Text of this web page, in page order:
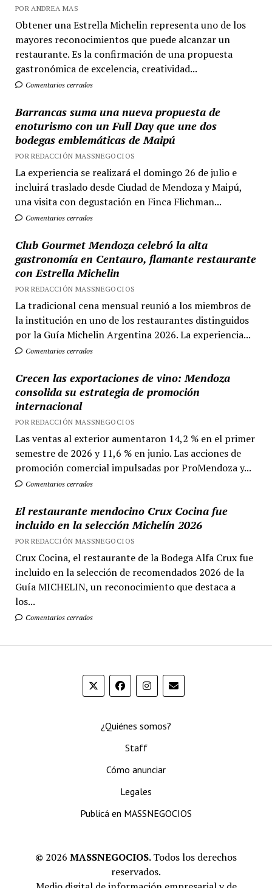
POR ANDREA MAS
Obtener una Estrella Michelin representa uno de los
mayores reconocimientos que puede alcanzar un
restaurante. Es la confirmación de una propuesta
gastronómica de excelencia, creatividad...
Comentarios cerrados
Barrancas suma una nueva propuesta de
enoturismo con un Full Day que une dos
bodegas emblemáticas de Maipú
POR REDACCIÓN MASSNEGOCIOS
La experiencia se realizará el domingo 26 de julio e
incluirá traslado desde Ciudad de Mendoza y Maipú,
una visita con degustación en Finca Flichman...
Comentarios cerrados
Club Gourmet Mendoza celebró la alta
gastronomía en Centauro, flamante restaurante
con Estrella Michelin
POR REDACCIÓN MASSNEGOCIOS
La tradicional cena mensual reunió a los miembros de
la institución en uno de los restaurantes distinguidos
por la Guía Michelin Argentina 2026. La experiencia...
Comentarios cerrados
Crecen las exportaciones de vino: Mendoza
consolida su estrategia de promoción
internacional
POR REDACCIÓN MASSNEGOCIOS
Las ventas al exterior aumentaron 14,2 % en el primer
semestre de 2026 y 11,6 % en junio. Las acciones de
promoción comercial impulsadas por ProMendoza y...
Comentarios cerrados
El restaurante mendocino Crux Cocina fue
incluido en la selección Michelín 2026
POR REDACCIÓN MASSNEGOCIOS
Crux Cocina, el restaurante de la Bodega Alfa Crux fue
incluido en la selección de recomendados 2026 de la
Guía MICHELIN, un reconocimiento que destaca a
los...
Comentarios cerrados
¿Quiénes somos?
Staff
Cómo anunciar
Legales
Publicá en MASSNEGOCIOS
© 2026 MASSNEGOCIOS.Todos los derechos
reservados.